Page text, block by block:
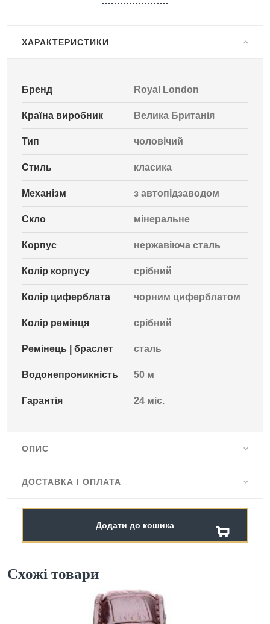
ХАРАКТЕРИСТИКИ
Бренд Royal London
Країна виробник Велика Британія
Тип чоловічий
Стиль класика
Механізм з автопідзаводом
Скло мінеральне
Корпус нержавіюча сталь
Колір корпусу срібний
Колір циферблата чорним циферблатом
Колір ремінця срібний
Ремінець | браслет сталь
Водонепроникність 50 м
Гарантія 24 міс.
ОПИС
ДОСТАВКА І ОПЛАТА
Додати до кошика
Схожі товари